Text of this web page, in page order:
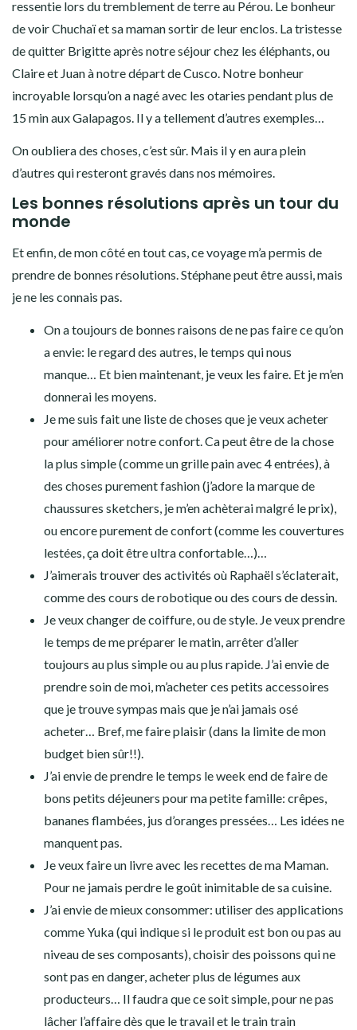
ressentie lors du tremblement de terre au Pérou. Le bonheur
de voir Chuchaï et sa maman sortir de leur enclos. La tristesse
de quitter Brigitte après notre séjour chez les éléphants, ou
Claire et Juan à notre départ de Cusco. Notre bonheur
incroyable lorsqu’on a nagé avec les otaries pendant plus de
15 min aux Galapagos. Il y a tellement d’autres exemples…
On oubliera des choses, c’est sûr. Mais il y en aura plein
d’autres qui resteront gravés dans nos mémoires.
Les bonnes résolutions après un tour du
monde
Et enfin, de mon côté en tout cas, ce voyage m’a permis de
prendre de bonnes résolutions. Stéphane peut être aussi, mais
je ne les connais pas.
On a toujours de bonnes raisons de ne pas faire ce qu’on
a envie: le regard des autres, le temps qui nous
manque… Et bien maintenant, je veux les faire. Et je m’en
donnerai les moyens.
Je me suis fait une liste de choses que je veux acheter
pour améliorer notre confort. Ca peut être de la chose
la plus simple (comme un grille pain avec 4 entrées), à
des choses purement fashion (j’adore la marque de
chaussures sketchers, je m’en achèterai malgré le prix),
ou encore purement de confort (comme les couvertures
lestées, ça doit être ultra confortable…)…
J’aimerais trouver des activités où Raphaël s’éclaterait,
comme des cours de robotique ou des cours de dessin.
Je veux changer de coiffure, ou de style. Je veux prendre
le temps de me préparer le matin, arrêter d’aller
toujours au plus simple ou au plus rapide. J’ai envie de
prendre soin de moi, m’acheter ces petits accessoires
que je trouve sympas mais que je n’ai jamais osé
acheter… Bref, me faire plaisir (dans la limite de mon
budget bien sûr!!).
J’ai envie de prendre le temps le week end de faire de
bons petits déjeuners pour ma petite famille: crêpes,
bananes flambées, jus d’oranges pressées… Les idées ne
manquent pas.
Je veux faire un livre avec les recettes de ma Maman.
Pour ne jamais perdre le goût inimitable de sa cuisine.
J’ai envie de mieux consommer: utiliser des applications
comme Yuka (qui indique si le produit est bon ou pas au
niveau de ses composants), choisir des poissons qui ne
sont pas en danger, acheter plus de légumes aux
producteurs… Il faudra que ce soit simple, pour ne pas
lâcher l’affaire dès que le travail et le train train